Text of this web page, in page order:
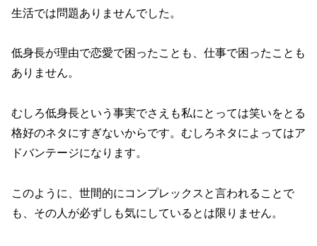
生活では問題ありませんでした。
低身長が理由で恋愛で困ったことも、仕事で困ったことも
ありません。
むしろ低身長という事実でさえも私にとっては笑いをとる
格好のネタにすぎないからです。むしろネタによってはア
ドバンテージになります。
このように、世間的にコンプレックスと言われることで
も、その人が必ずしも気にしているとは限りません。